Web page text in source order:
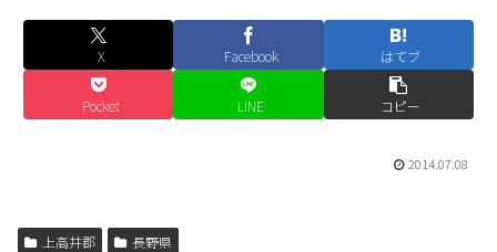
X Facebook はてブ
Pocket LINE コピー
2014.07.08
上高井郡 長野県